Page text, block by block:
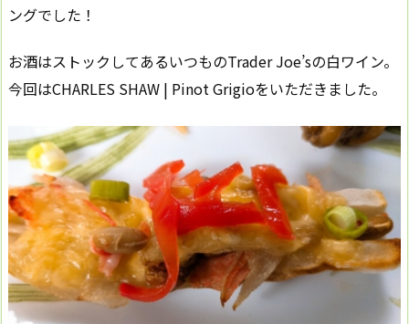
ングでした！
お酒はストックしてあるいつものTrader Joe’sの白ワイン。
今回はCHARLES SHAW | Pinot Grigioをいただきました。